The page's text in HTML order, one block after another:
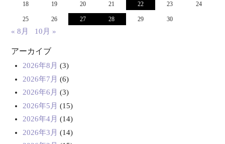
18 19 20 21 22 23 24
25 26 27 28 29 30
« 8月 10月 »
アーカイブ
2026年8月 (3)
2026年7月 (6)
2026年6月 (3)
2026年5月 (15)
2026年4月 (14)
2026年3月 (14)